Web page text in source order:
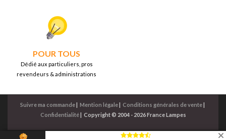
POUR TOUS
Dédié aux particuliers, pros
revendeurs & administrations
Suivre ma commande| Mention légale| Conditions générales de vente|
Confidentialité| Copyright © 2004 - 2026 France Lampes